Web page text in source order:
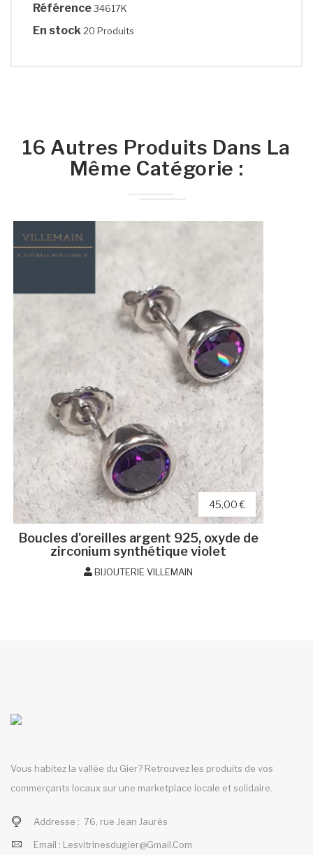
Référence34617K
En stock 20 Produits
16 Autres Produits Dans La
Même Catégorie :
45,00 €
Boucles d'oreilles argent 925, oxyde de
zirconium synthétique violet
BIJOUTERIE VILLEMAIN
Vous habitez la vallée du Gier? Retrouvez les produits de vos
commerçants locaux sur une marketplace locale et solidaire.
Addresse : 76, rue Jean Jaurès
Email : Lesvitrinesdugier@gmail.com